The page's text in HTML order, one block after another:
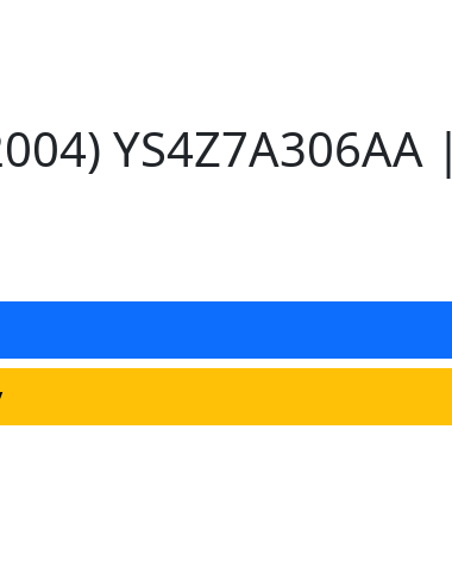
YS4Z7A306AA |